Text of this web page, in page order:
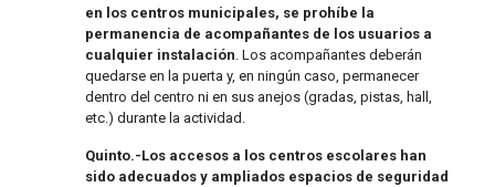
en los centros municipales, se prohíbe la
permanencia de acompañantes de los usuarios a
cualquier instalación . Los acompañantes deberán
quedarse en la puerta y, en ningún caso, permanecer
dentro del centro ni en sus anejos (gradas, pistas, hall,
etc.) durante la actividad.
Quinto.-Los accesos a los centros escolares han
sido adecuados y ampliados espacios de seguridad